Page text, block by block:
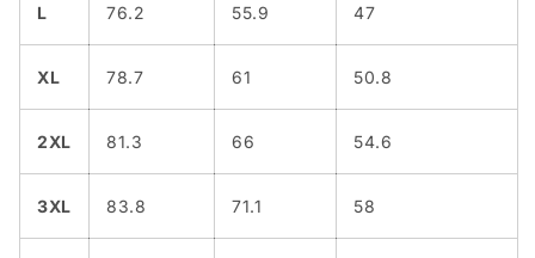
L 76.2 55.9 47
XL 78.7 61 50.8
2XL 81.3 66 54.6
3XL 83.8 71.1 58